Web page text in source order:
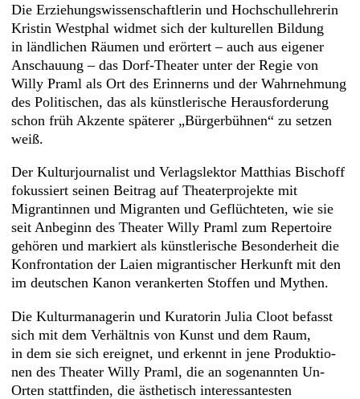
Die Erziehungswissenschaftlerin und Hochschullehrerin
Kristin Westphal widmet sich der kulturellen Bildung
in ländlichen Räumen und erörtert – auch aus eigener
Anschauung – das Dorf-Theater unter der Regie von
Willy Praml als Ort des Erinnerns und der Wahr­­neh­­mung
des Politischen, das als künstlerische Heraus­forderung
schon früh Akzente späterer „Bürgerbühnen“ zu setzen
weiß.
Der Kulturjournalist und Verlagslektor Matthias Bischoff
fokussiert seinen Beitrag auf Theaterprojekte mit
Migrantinnen und Migranten und Geflüchteten, wie sie
seit Anbeginn des Theater Willy Praml zum Repertoire
gehören und markiert als künstlerische Besonderheit die
Konfrontation der Laien migrantischer Herkunft mit den
im deutschen Kanon verankerten Stoffen und Mythen.
Die Kulturmanagerin und Kuratorin Julia Cloot befasst
sich mit dem Verhältnis von Kunst und dem Raum,
in dem sie sich ereignet, und erkennt in jene Produk­­­­­­­­­­­­­tio­­­­
nen des Theater Willy Praml, die an sogenannten Un-
Orten stattfinden, die ästhetisch interessantesten